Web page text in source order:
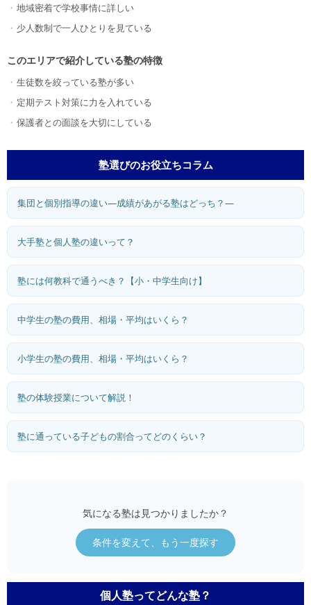
地域密着で学校事情に詳しい
少人数制で一人ひとりを見ている
このエリアで紹介している塾の特徴
生徒数を絞っている塾が多い
定期テスト対策に力を入れている
保護者との面談を大切にしている
塾選びのお役立ちコラム
集団と個別指導の違い―成績があがる塾はどっち？―
大手塾と個人塾の違いって？
塾には何教科で通うべき？【小・中学生向け】
中学生の塾の費用、相場・平均はいくら？
小学生の塾の費用、相場・平均はいくら？
塾の体験授業について解説！
塾に通っている子どもの割合ってどのくらい？
気になる塾は見つかりましたか？
条件を変えて、もう一度探す
個人塾ってどんな塾？